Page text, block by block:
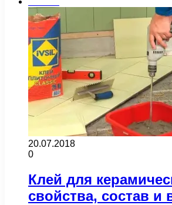
20.07.2018
0
Клей для
свойства, состав и